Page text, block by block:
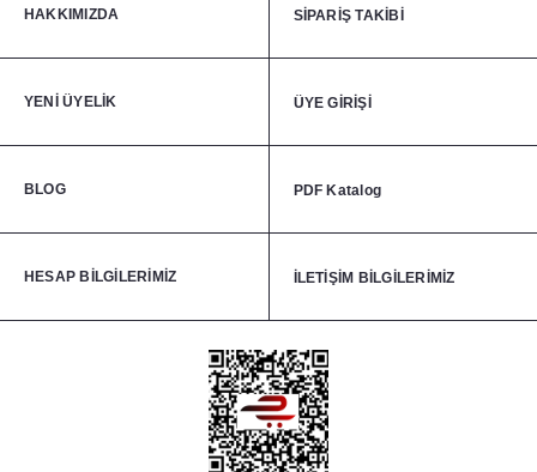
HAKKIMIZDA SİPARİŞ TAKİBİ
YENİ ÜYELİK ÜYE GİRİŞİ
BLOG PDF Katalog
HESAP BİLGİLERİMİZ İLETİŞİM BİLGİLERİMİZ